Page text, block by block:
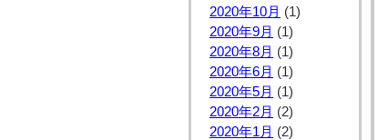
2020年10月 (1)
2020年9月 (1)
2020年8月 (1)
2020年6月 (1)
2020年5月 (1)
2020年2月 (2)
2020年1月 (2)